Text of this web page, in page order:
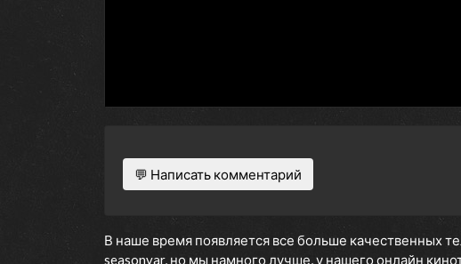
💬 Написать комментарий
В наше время появляется все больше качественных
seasonvar, но мы намного лучше, у нашего онлайн